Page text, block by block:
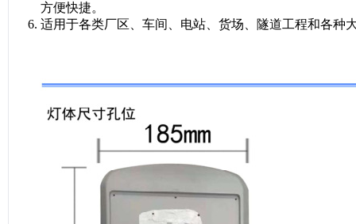
方便快捷。
适用于各类厂区、车间、电站、货场、隧道工程和各种